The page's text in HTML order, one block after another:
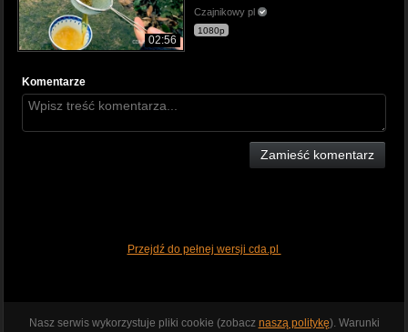
02:56
Czajnikowy pl
1080p
Komentarze
Zamieść komentarz
Przejdź do pełnej wersji cda.pl
Nasz serwis wykorzystuje pliki cookie (zobacz naszą politykę). Warunki